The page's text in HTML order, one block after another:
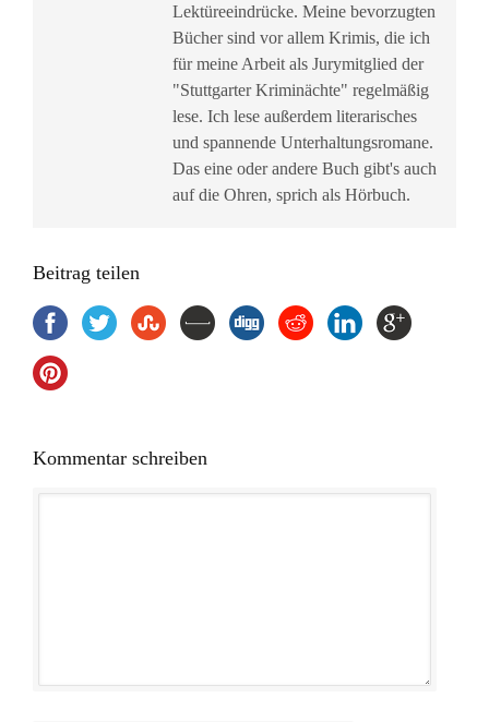
Lektüreeindrücke. Meine bevorzugten
Bücher sind vor allem Krimis, die ich
für meine Arbeit als Jurymitglied der
"Stuttgarter Kriminächte" regelmäßig
lese. Ich lese außerdem literarisches
und spannende Unterhaltungsromane.
Das eine oder andere Buch gibt's auch
auf die Ohren, sprich als Hörbuch.
Beitrag teilen
Kommentar schreiben